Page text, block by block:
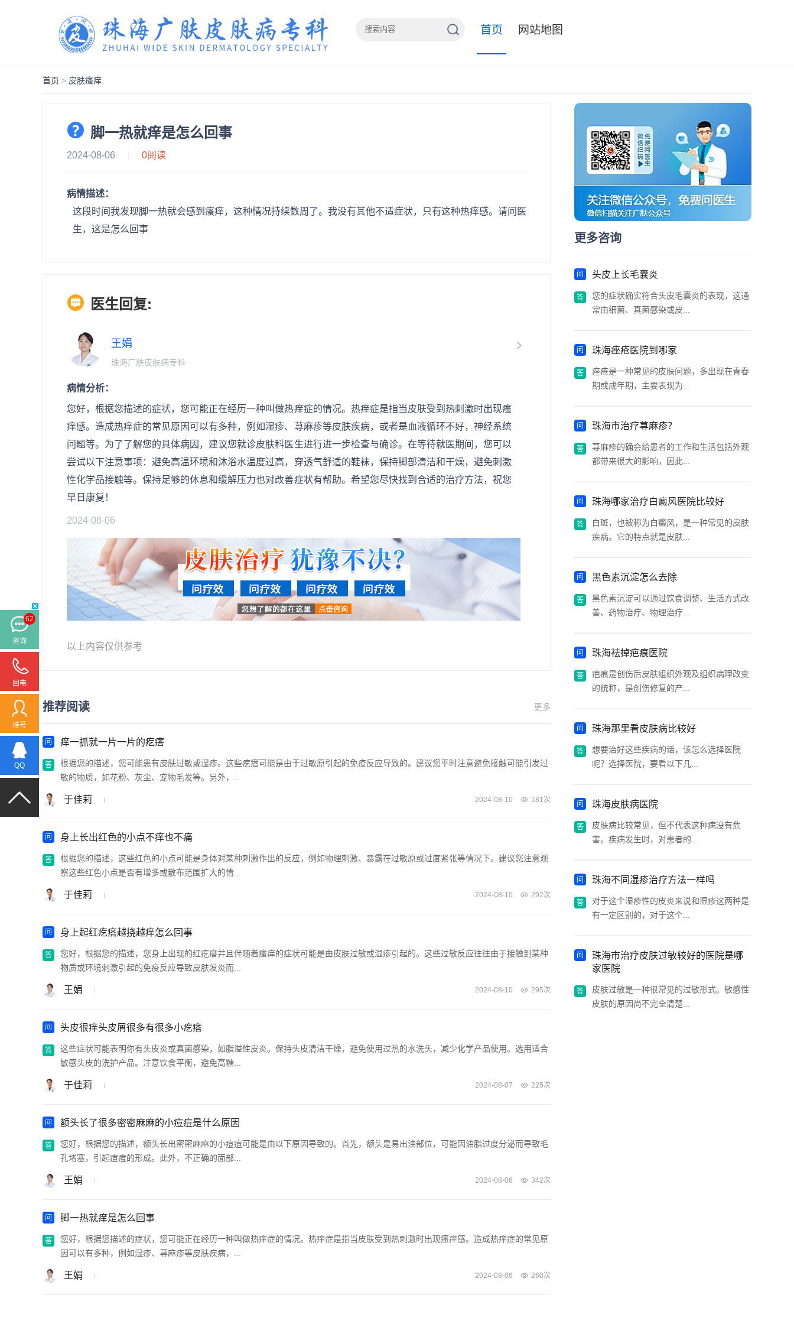
首页 网站地图
首页 > 皮肤瘙痒
脚一热就痒是怎么回事
2024-08-06 0阅读
病情描述：
这段时间我发现脚一热就会感到瘙痒，这种情况持续数周了。我没有其他不适症状，只有这种热痒感。请问医
生，这是怎么回事
医生回复:
王娟
珠海广肤皮肤病专科
病情分析：
您好，根据您描述的症状，您可能正在经历一种叫做热痒症的情况。热痒症是指当皮肤受到热刺激时出现瘙
痒感。造成热痒症的常见原因可以有多种，例如湿疹、荨麻疹等皮肤疾病，或者是血液循环不好，神经系统
问题等。为了了解您的具体病因，建议您就诊皮肤科医生进行进一步检查与确诊。在等待就医期间，您可以
尝试以下注意事项：避免高温环境和沐浴水温度过高，穿透气舒适的鞋袜，保持脚部清洁和干燥，避免刺激
性化学品接触等。保持足够的休息和缓解压力也对改善症状有帮助。希望您尽快找到合适的治疗方法，祝您
早日康复！
2024-08-06
以上内容仅供参考
推荐阅读 更多
痒一抓就一片一片的疙瘩
根据您的描述，您可能患有皮肤过敏或湿疹。这些疙瘩可能是由于过敏原引起的免疫反应导致的。建议您平时注意避免接触可能引发过
敏的物质，如花粉、灰尘、宠物毛发等。另外，...
于佳莉 2024-08-10 181次
身上长出红色的小点不痒也不痛
根据您的描述，这些红色的小点可能是身体对某种刺激作出的反应，例如物理刺激、暴露在过敏原或过度紧张等情况下。建议您注意观
察这些红色小点是否有增多或散布范围扩大的情...
于佳莉 2024-08-10 292次
身上起红疙瘩越挠越痒怎么回事
您好，根据您的描述，您身上出现的红疙瘩并且伴随着瘙痒的症状可能是由皮肤过敏或湿疹引起的。这些过敏反应往往由于接触到某种
物质或环境刺激引起的免疫反应导致皮肤发炎而...
王娟 2024-08-10 295次
头皮很痒头皮屑很多有很多小疙瘩
这些症状可能表明你有头皮炎或真菌感染，如脂溢性皮炎。保持头皮清洁干燥，避免使用过热的水洗头，减少化学产品使用。选用适合
敏感头皮的洗护产品。注意饮食平衡，避免高糖...
于佳莉 2024-08-07 225次
额头长了很多密密麻麻的小痘痘是什么原因
您好，根据您的描述，额头长出密密麻麻的小痘痘可能是由以下原因导致的。首先，额头是易出油部位，可能因油脂过度分泌而导致毛
孔堵塞，引起痘痘的形成。此外，不正确的面部...
王娟 2024-08-06 342次
脚一热就痒是怎么回事
您好，根据您描述的症状，您可能正在经历一种叫做热痒症的情况。热痒症是指当皮肤受到热刺激时出现瘙痒感。造成热痒症的常见原
因可以有多种，例如湿疹、荨麻疹等皮肤疾病，...
王娟 2024-08-06 260次
更多咨询
头皮上长毛囊炎
您的症状确实符合头皮毛囊炎的表现，这通
常由细菌、真菌感染或皮...
珠海痤疮医院到哪家
痤疮是一种常见的皮肤问题，多出现在青春
期或成年期，主要表现为...
珠海市治疗荨麻疹？
荨麻疹的确会给患者的工作和生活包括外观
都带来很大的影响，因此...
珠海哪家治疗白癜风医院比较好
白斑，也被称为白癜风，是一种常见的皮肤
疾病。它的特点就是皮肤...
黑色素沉淀怎么去除
黑色素沉淀可以通过饮食调整、生活方式改
善、药物治疗、物理治疗...
珠海祛掉疤痕医院
疤痕是创伤后皮肤组织外观及组织病理改变
的统称，是创伤修复的产...
珠海那里看皮肤病比较好
想要治好这些疾病的话，该怎么选择医院
呢？选择医院，要看以下几...
珠海皮肤病医院
皮肤病比较常见，但不代表这种病没有危
害。疾病发生时，对患者的...
珠海不同湿疹治疗方法一样吗
对于这个湿疹性的皮炎来说和湿疹这两种是
有一定区别的，对于这个...
珠海市治疗皮肤过敏较好的医院是哪
家医院
皮肤过敏是一种很常见的过敏形式。敏感性
皮肤的原因尚不完全清楚...
62
咨询
回电
挂号
QQ